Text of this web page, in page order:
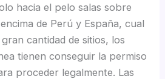
hacia el pelo salas sobre
de Perú y España, cual
cantidad de sitios, los
tienen conseguir la permiso
proceder legalmente. Las